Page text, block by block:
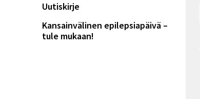
Uutiskirje
Kansainvälinen epilepsiapäivä –
tule mukaan!